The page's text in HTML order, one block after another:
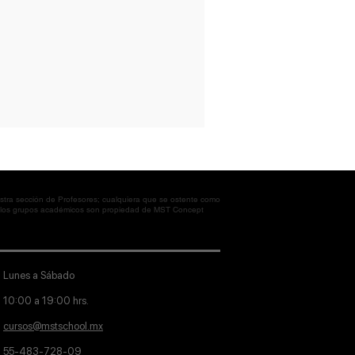
sección de Profesores; cualquiera que se ostente como
grupos académicos son propiedad de MST Concept
Lunes a Sábado
10:00 a 19:00 hrs.
cursos@mstschool.mx
55-483-728-09